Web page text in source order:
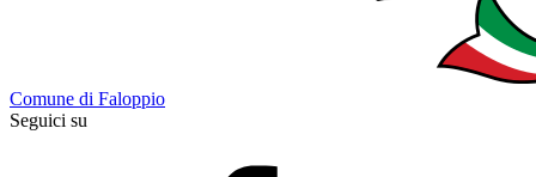
Comune di Faloppio
Seguici su